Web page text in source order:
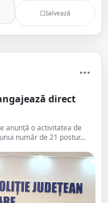
Salvează
direct
anunță o activitatea de
număr de 21 postur...